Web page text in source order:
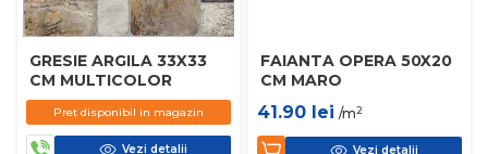
GRESIE ARGILA 33X33
CM MULTICOLOR
Pret disponibil in magazin
Vezi detalii
FAIANTA OPERA 50X20
CM MARO
41.90 lei /m2
Vezi detalii